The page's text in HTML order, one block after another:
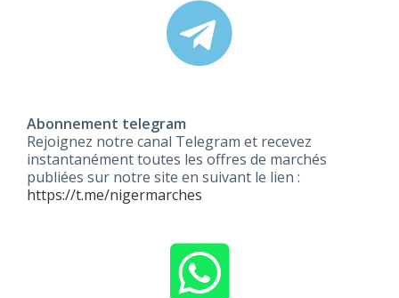
Abonnement telegram
Rejoignez notre canal Telegram et recevez
instantanément toutes les offres de marchés
publiées sur notre site en suivant le lien :
https://t.me/nigermarches